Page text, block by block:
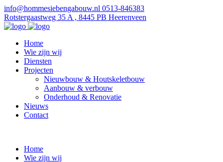
info@hommesiebengabouw.nl 0513-846383
Rotstergaastweg 35 A , 8445 PB Heerenveen
Home
Wie zijn wij
Diensten
Projecten
Nieuwbouw & Houtskeletbouw
Aanbouw & verbouw
Onderhoud & Renovatie
Nieuws
Contact
Home
Wie zijn wij